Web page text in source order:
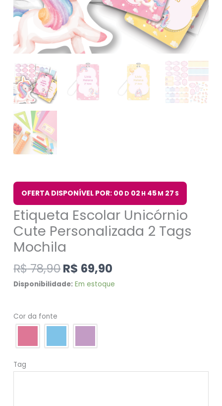
OFERTA DISPONÍVEL POR: 00 D 02 H 45M 26 S
Etiqueta Escolar Unicórnio
Cute Personalizada 2 Tags
Mochila
R$78,90R$ 69,90
Disponibilidade: Em estoque
Cor da fonte
Tag